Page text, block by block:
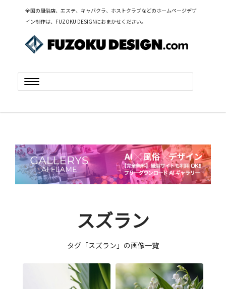
全国の風俗店、エステ、キャバクラ、ホストクラブなどのホームページデザ
イン制作は、FUZOKU DESIGNにおまかせください。
Toggle
navigation
スズラン
タグ「スズラン」の画像一覧